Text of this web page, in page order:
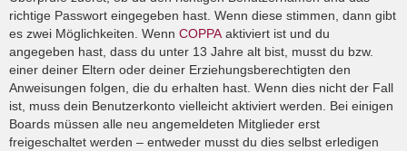
richtige Passwort eingegeben hast. Wenn diese stimmen, dann gibt
es zwei Möglichkeiten. Wenn COPPA aktiviert ist und du
angegeben hast, dass du unter 13 Jahre alt bist, musst du bzw.
einer deiner Eltern oder deiner Erziehungsberechtigten den
Anweisungen folgen, die du erhalten hast. Wenn dies nicht der Fall
ist, muss dein Benutzerkonto vielleicht aktiviert werden. Bei einigen
Boards müssen alle neu angemeldeten Mitglieder erst
freigeschaltet werden – entweder musst du dies selbst erledigen